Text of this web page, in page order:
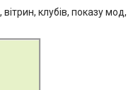
клубів, показу мод,